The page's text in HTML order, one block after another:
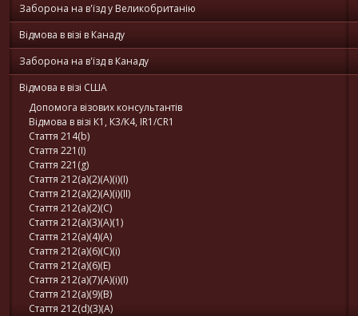
Заборона на в'їзд у Великобританію
Відмова в візі в Канаду
Заборона на в'їзд в Канаду
Відмова в візі США
Допомога візових консультантів
Відмова в візі К1, К3/К4, IR1/CR1
Стаття 214(b)
Стаття 221(I)
Стаття 221(g)
Стаття 212(a)(2)(A)(i)(I)
Стаття 212(a)(2)(A)(i)(II)
Стаття 212(a)(2)(C)
Стаття 212(a)(3)(A)(1)
Стаття 212(a)(4)(A)
Стаття 212(a)(6)(C)(i)
Стаття 212(a)(6)(E)
Стаття 212(a)(7)(A)(i)(I)
Стаття 212(a)(9)(B)
Стаття 212(d)(3)(A)